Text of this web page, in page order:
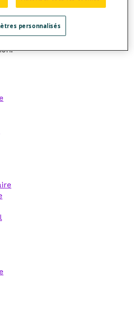
1, 2, 3, 4, 5, 6, 7, 8 et 9.
de 0 à 9 n'utilisent qu'un seul
une certaine confusion. À ce
contexte qui permet de faire
personnalisés